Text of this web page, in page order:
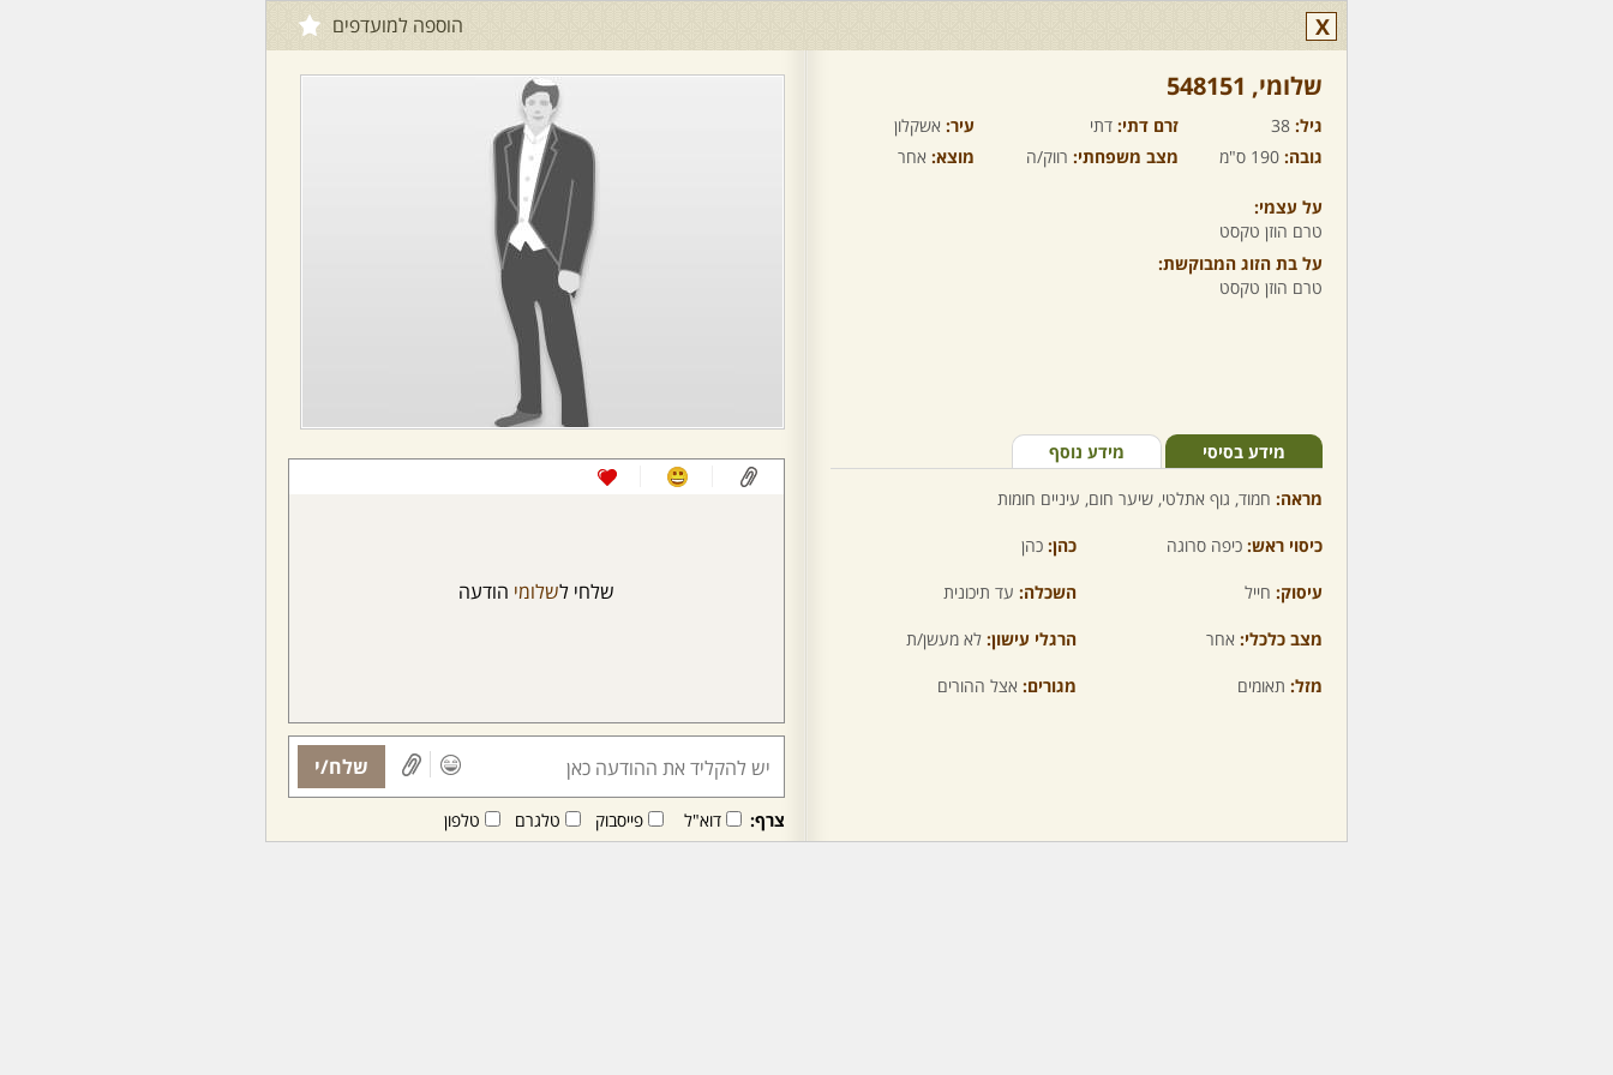
X הוספה למועדפים
שלומי,‏ 548151
גיל: 38 זרם דתי: דתי עיר: אשקלון
גובה: 190 ס"מ מצב משפחתי: רווק/ה מוצא: אחר
על עצמי:
טרם הוזן טקסט
על בת הזוג המבוקשת:
טרם הוזן טקסט
מידע בסיסי מידע נוסף
מראה: חמוד, גוף אתלטי, שיער חום, עיניים חומות
כיסוי ראש: כיפה סרוגה כהן: כהן
עיסוק: חייל השכלה: עד תיכונית
מצב כלכלי: אחר הרגלי עישון: לא מעשן/ת
מזל: תאומים מגורים: אצל ההורים
שלחי לשלומי הודעה
שלח/י
צרף: דוא"ל פייסבוק טלגרם טלפון